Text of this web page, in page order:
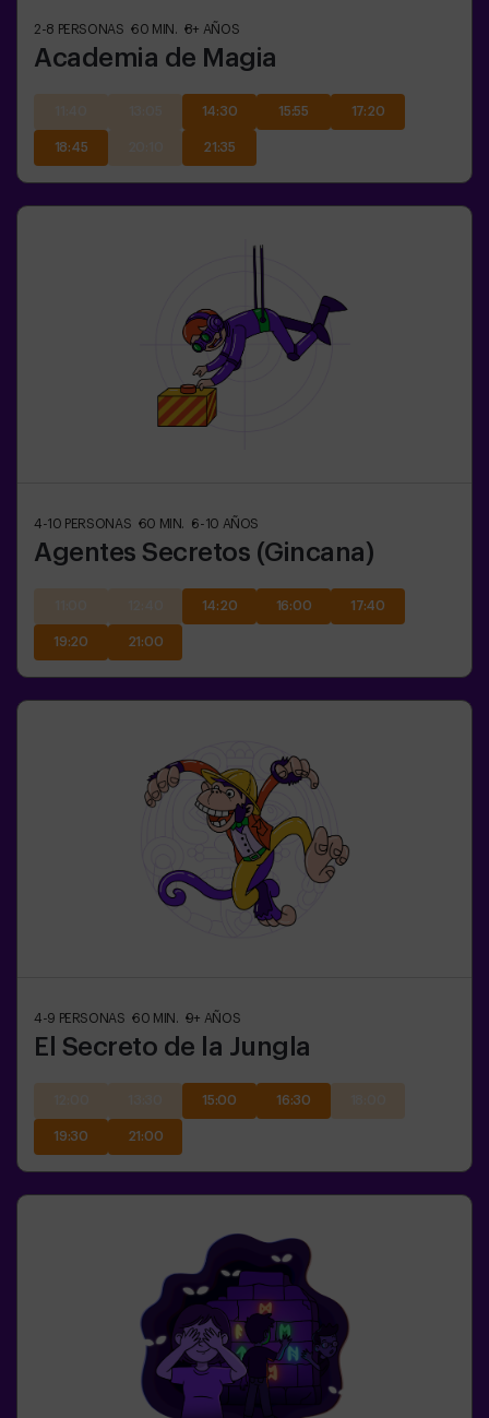
2-8 PERSONAS 60 MIN. 8+ AÑOS
Academia de Magia
14:30 15:55 17:20
18:45 21:35
4-10 PERSONAS 60 MIN. 6-10 AÑOS
Agentes Secretos (Gincana)
14:20 16:00 17:40
19:20 21:00
4-9 PERSONAS 60 MIN. 9+ AÑOS
El Secreto de la Jungla
15:00 16:30
19:30 21:00